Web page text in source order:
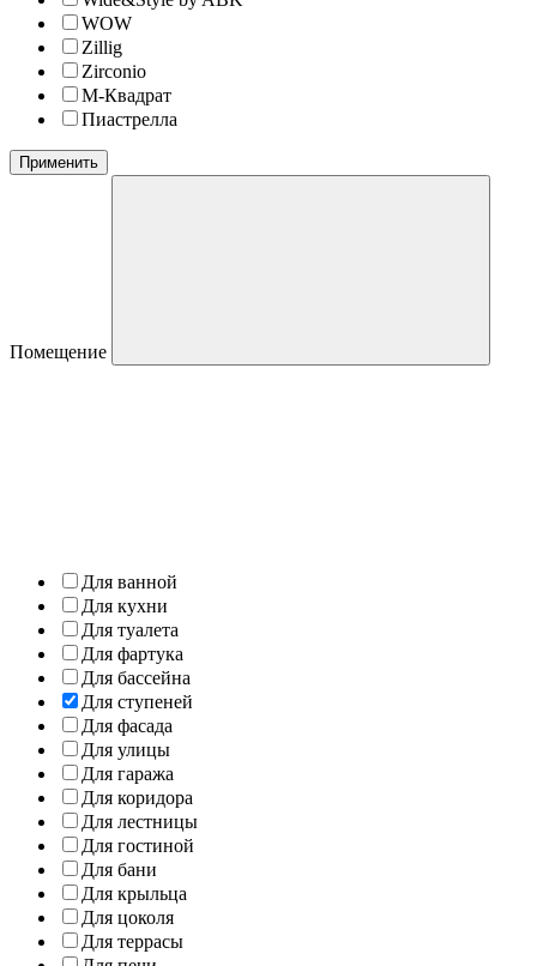
WOW
Zillig
Zirconio
М-Квадрат
Пиастрелла
Применить
Помещение
Для ванной
Для кухни
Для туалета
Для фартука
Для бассейна
Для ступеней
Для фасада
Для улицы
Для гаража
Для коридора
Для лестницы
Для гостиной
Для бани
Для крыльца
Для цоколя
Для террасы